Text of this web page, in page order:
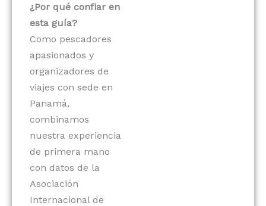
¿Por qué confiar en
esta guía?
Como pescadores
apasionados y
organizadores de
viajes con sede en
Panamá,
combinamos
nuestra experiencia
de primera mano
con datos de la
Asociación
Internacional de